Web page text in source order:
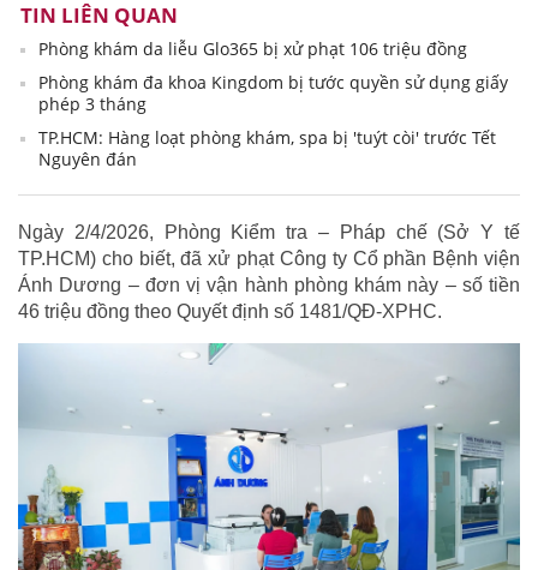
TIN LIÊN QUAN
Phòng khám da liễu Glo365 bị xử phạt 106 triệu đồng
Phòng khám đa khoa Kingdom bị tước quyền sử dụng giấy
phép 3 tháng
TP.HCM: Hàng loạt phòng khám, spa bị 'tuýt còi' trước Tết
Nguyên đán
Ngày 2/4/2026, Phòng Kiểm tra – Pháp chế (Sở Y tế
TP.HCM) cho biết, đã xử phạt Công ty Cổ phần Bệnh viện
Ánh Dương – đơn vị vận hành phòng khám này – số tiền
46 triệu đồng theo Quyết định số 1481/QĐ-XPHC.